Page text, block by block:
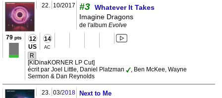
22. 10/2017 #3 Whatever It Takes
Imagine Dragons
de l'album Evolve
79 pts 12
US
14
AC
R
[KIDinaKORNER LP Cut]
écrit par Joel Little, Daniel Platzman
, Ben McKee, Wayne
Sermon & Dan Reynolds
23. 03/2018
Next to Me